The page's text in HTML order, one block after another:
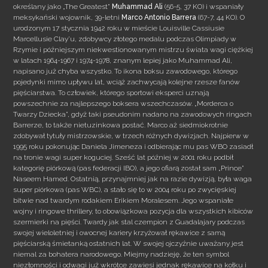
określany jako „The Greatest”Muhammad Ali (56-5, 37 KO) i wspaniały
meksykański wojownik, 39-letniMarco Antonio Barrera (67-7, 44 KO). O
urodzonym 17 stycznia 1942 roku w mieście Louisville Cassiusie
Marcellusie Clay’u, zdobywcy złotego medalu podczas Olimpiady w
Rzymie i późniejszym niekwestionowanym mistrzu świata wagi ciężkiej
w latach 1964-1967 i 1974-1978, znanym lepiej jako Muhammad Ali,
napisano już chyba wszystko. To ikona boksu zawodowego, którego
pojedynki mimo upływu lat, wciąż zachwycają kolejne rzesze fanów
pięściarstwa. To człowiek, którego sportowi eksperci uznają
powszechnie za najlepszego boksera wszechczasów. „Morderca o
Twarzy Dziecka”, gdyż taki pseudonim nadano na zawodowych ringach
Barrerze, to także nietuzinkowa postać. Marco aż siedmiokrotnie
zdobywał tytuły mistrzowskie, w trzech różnych dywizjach. Najpierw w
1995 roku pokonując Daniela Jimeneza i odbierając mu pas WBO zasiadł
na tronie wagi super koguciej. Sześć lat później w 2001 roku podbił
kategorię piórkową (pas federacji IBO), a jego ofiarą został sam „Prince”
Naseem Hamed. Ostatnią, przynajmniej jak na razie dywizją, była waga
super piórkowa (pas WBC), a stało się to w 2004 roku po zwycięskiej
bitwie nad twardym rodakiem Erikiem Moralesem. Jego wspaniałe
wojny i ringowe thrillery, to obowiązkowa pozycja dla wszystkich kibiców
szermierki na pięści. Twardy jak stal czempion z Guadalajary podczas
swojej wieloletniej i owocnej kariery krzyżował rękawice z samą
pięściarską śmietanką ostatnich lat. W swojej ojczyźnie uważany jest
niemal za bohatera narodowego. Miejmy nadzieję, że ten symbol
niezłomności i odwagi już wkrótce zawiesi jednak rękawice na kołku i